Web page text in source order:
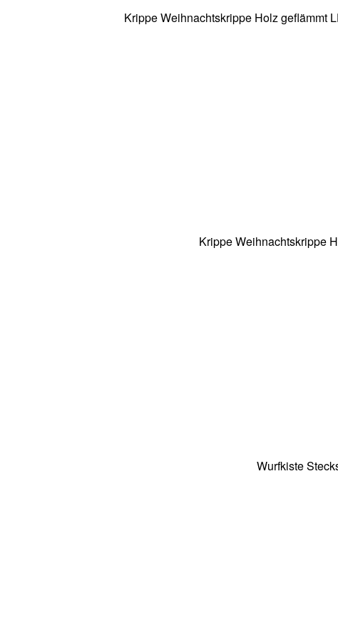
Krippe Weihnachtskrippe Holz geflämmt
Krippe Weihnachtskrippe
Wurfkiste